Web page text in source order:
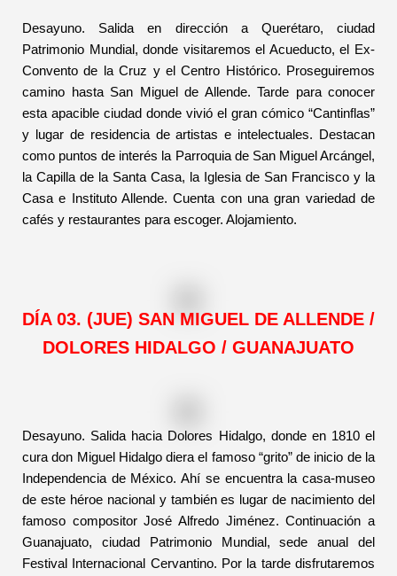
Desayuno. Salida en dirección a Querétaro, ciudad
Patrimonio Mundial, donde visitaremos el Acueducto, el Ex-
Convento de la Cruz y el Centro Histórico. Proseguiremos
camino hasta San Miguel de Allende. Tarde para conocer
esta apacible ciudad donde vivió el gran cómico “Cantinflas”
y lugar de residencia de artistas e intelectuales. Destacan
como puntos de interés la Parroquia de San Miguel Arcángel,
la Capilla de la Santa Casa, la Iglesia de San Francisco y la
Casa e Instituto Allende. Cuenta con una gran variedad de
cafés y restaurantes para escoger. Alojamiento.
DÍA 03. (JUE) SAN MIGUEL DE ALLENDE /
DOLORES HIDALGO / GUANAJUATO
Desayuno. Salida hacia Dolores Hidalgo, donde en 1810 el
cura don Miguel Hidalgo diera el famoso “grito” de inicio de la
Independencia de México. Ahí se encuentra la casa-museo
de este héroe nacional y también es lugar de nacimiento del
famoso compositor José Alfredo Jiménez. Continuación a
Guanajuato, ciudad Patrimonio Mundial, sede anual del
Festival Internacional Cervantino. Por la tarde disfrutaremos